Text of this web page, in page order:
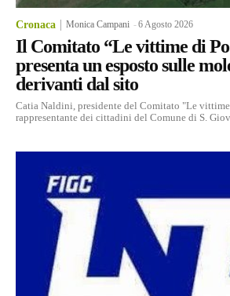
Cronaca Monica Campani -6 Agosto 2026
Il Comitato “Le vittime di
presenta un esposto sulle
derivanti dal sito
Catia Naldini, presidente del Comitato "Le
rappresentante dei cittadini del Comune di S.